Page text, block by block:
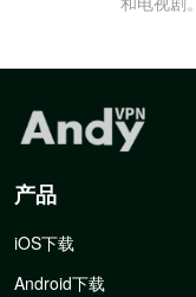
产品
iOS下载
Android下载